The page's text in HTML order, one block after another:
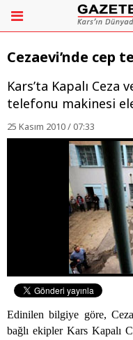
Cezaevi’nde cep
Kars’ta Kapalı
telefonu makinesi
25 Kasım 2010 / 07:33
Edinilen bilgiye göre,
bağlı ekipler Kars Kapalı